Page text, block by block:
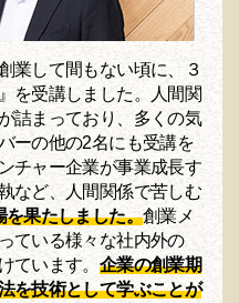
業して間もない頃に、３
を受講しました。人間関
詰まっており、多くの気
ーの他の2名にも受講を
チャー企業が事業成長す
など、人間関係で苦しむ
を果たしました。創業メ
ている様々な社内外の
ています。 企業の創業期
を技術として学ぶことが